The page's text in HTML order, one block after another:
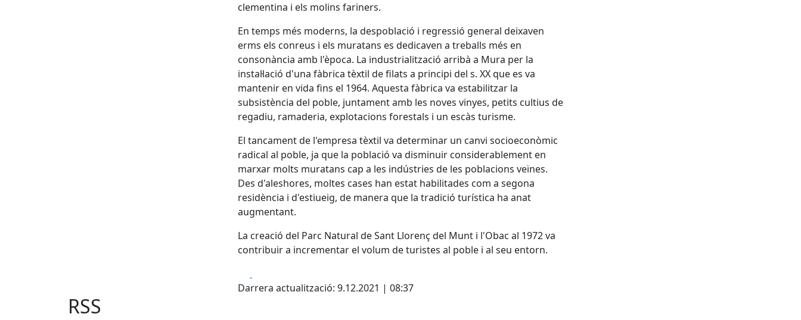
clementina i els molins fariners.
En temps més moderns, la despoblació i regressió general deixaven
erms els conreus i els muratans es dedicaven a treballs més en
consonància amb l'època. La industrialització arribà a Mura per la
instal·lació d'una fàbrica tèxtil de filats a principi del s. XX que es va
mantenir en vida fins el 1964. Aquesta fàbrica va estabilitzar la
subsistència del poble, juntament amb les noves vinyes, petits cultius de
regadiu, ramaderia, explotacions forestals i un escàs turisme.
El tancament de l'empresa tèxtil va determinar un canvi socioeconòmic
radical al poble, ja que la població va disminuir considerablement en
marxar molts muratans cap a les indústries de les poblacions veïnes.
Des d'aleshores, moltes cases han estat habilitades com a segona
residència i d'estiueig, de manera que la tradició turística ha anat
augmentant.
La creació del Parc Natural de Sant Llorenç del Munt i l'Obac al 1972 va
contribuir a incrementar el volum de turistes al poble i al seu entorn.
Darrera actualització: 9.12.2021 | 08:37
RSS